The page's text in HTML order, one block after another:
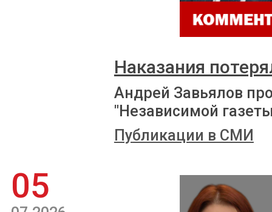
Наказания
Андрей Завьялов
"Независимой
Публикации в СМИ
05